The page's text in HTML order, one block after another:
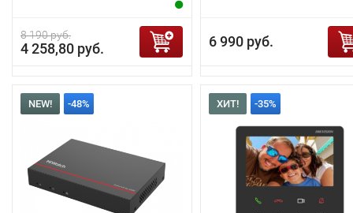
8 190 руб.
4 258,80 руб. 6 990 руб.
NEW! -48% ХИТ! -35%